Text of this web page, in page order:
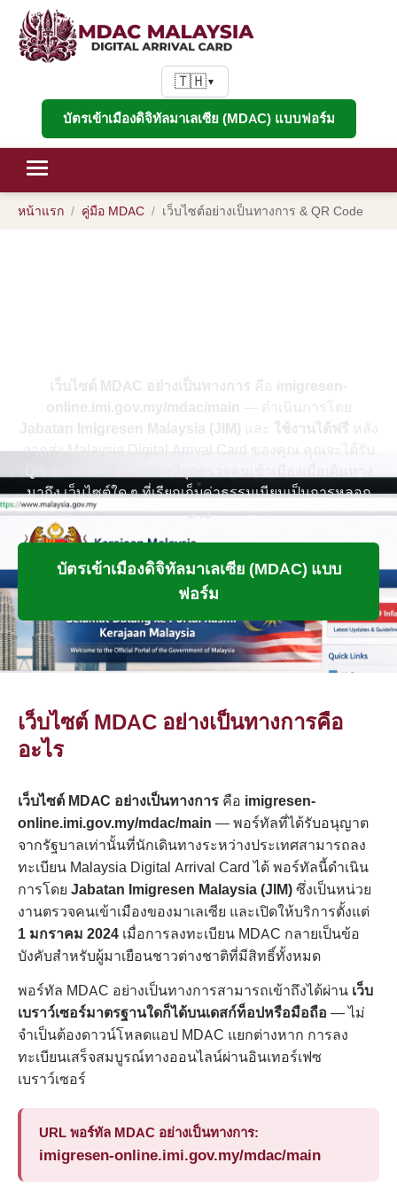
🇹🇭▼
บัตรเข้าเมืองดิจิทัลมาเลเซีย (MDAC) แบบฟอร์ม
หน้าแรก คู่มือ MDAC เว็บไซต์อย่างเป็นทางการ & QR Code
จากส่ง Malaysia Digital Arrival Card ของคุณ คุณจะได้รับ
มาถึง เว็บไซต์ใด ๆ ที่เรียกเก็บค่าธรรมเนียมเป็นการหลอก
ลวง
บัตรเข้าเมืองดิจิทัลมาเลเซีย (MDAC) แบบ
ฟอร์ม
เว็บไซต์ MDAC อย่างเป็นทางการคือ
อะไร
เว็บไซต์ MDAC อย่างเป็นทางการ คือ imigresen-
online.imi.gov.my/mdac/main — พอร์ทัลที่ได้รับอนุญาต
จากรัฐบาลเท่านั้นที่นักเดินทางระหว่างประเทศสามารถลง
ทะเบียน Malaysia Digital Arrival Card ได้ พอร์ทัลนี้ดำเนิน
การโดย Jabatan Imigresen Malaysia (JIM)ซึ่งเป็นหน่วย
งานตรวจคนเข้าเมืองของมาเลเซีย และเปิดให้บริการตั้งแต่
1 มกราคม 2024 เมื่อการลงทะเบียน MDAC กลายเป็นข้อ
บังคับสำหรับผู้มาเยือนชาวต่างชาติที่มีสิทธิ์ทั้งหมด
พอร์ทัล MDAC อย่างเป็นทางการสามารถเข้าถึงได้ผ่าน เว็บ
เบราว์เซอร์มาตรฐานใดก็ได้บนเดสก์ท็อปหรือมือถือ — ไม่
จำเป็นต้องดาวน์โหลดแอป MDAC แยกต่างหาก การลง
ทะเบียนเสร็จสมบูรณ์ทางออนไลน์ผ่านอินเทอร์เฟซ
เบราว์เซอร์
URL พอร์ทัล MDAC อย่างเป็นทางการ:
imigresen-online.imi.gov.my/mdac/main